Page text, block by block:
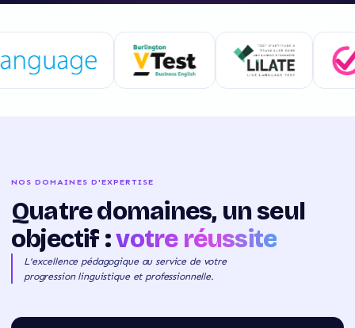
NOS DOMAINES D'EXPERTISE
Quatre domaines, un seul
objectif :votre réussite
L'excellence pédagogique au service de votre
progression linguistique et professionnelle.